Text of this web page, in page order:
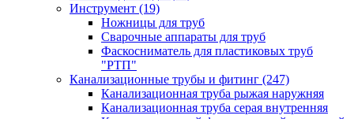
Инструмент (19)
Ножницы для труб
Сварочные аппараты для труб
Фаскосниматель для пластиковых труб
"РТП"
Канализационные трубы и фитинг (247)
Канализационная труба рыжая наружняя
Канализационная труба серая внутренняя